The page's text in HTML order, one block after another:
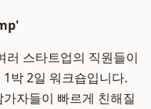
스타트업의 직원들이
박 2일 워크숍입니다.
자들이 빠르게 친해질